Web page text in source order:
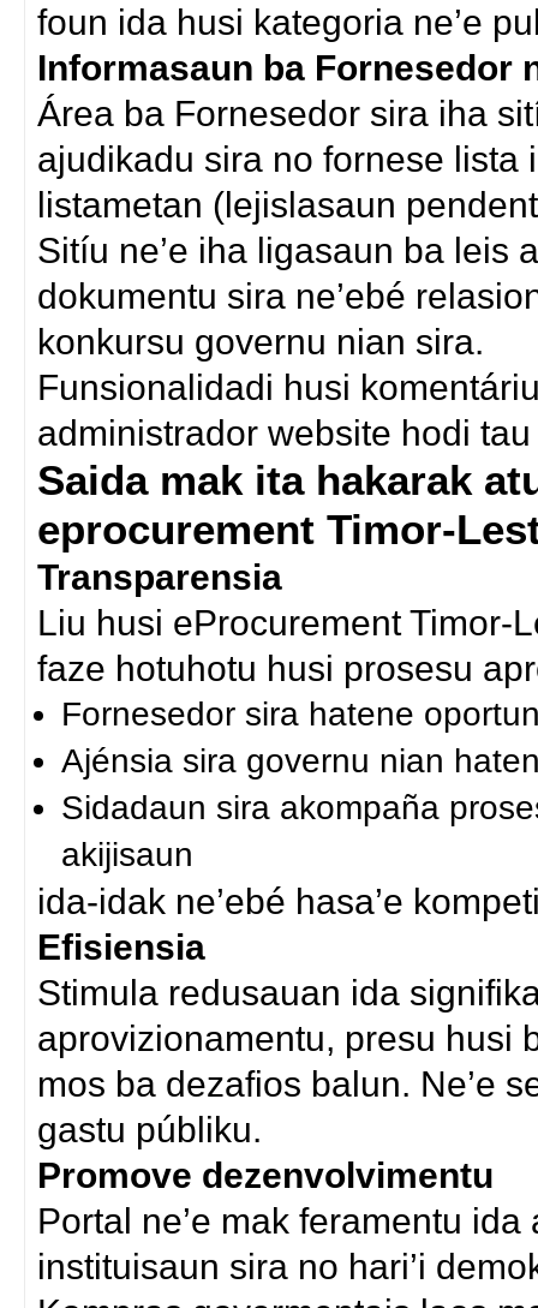
foun ida husi kategoria ne’e
Informasaun ba Fornesedor
Área ba Fornesedor sira iha
ajudikadu sira no fornese
listametan (lejislasaun
Sitíu ne’e iha ligasaun ba leis
dokumentu sira ne’ebé
konkursu governu nian sira.
Funsionalidadi husi
administrador website hodi
Saida mak ita hakarak
eprocurement Timor-
Transparensia
Liu husi eProcurement Timor-
faze hotuhotu husi prosesu
Fornesedor sira hatene
Ajénsia sira governu nian
Sidadaun sira akompaña
akijisaun
ida-idak ne’ebé hasa’e
Efisiensia
Stimula redusauan ida
aprovizionamentu, presu husi
mos ba dezafios balun. Ne’e
gastu públiku.
Promove dezenvolvimentu
Portal ne’e mak feramentu
instituisaun sira no hari’i